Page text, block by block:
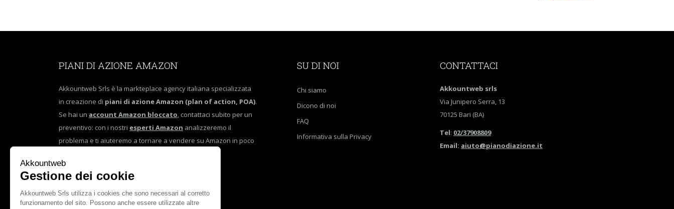
PIANI DI AZIONE AMAZON
Akkountweb Srls è la markteplace agency italiana specializzata
in creazione di piani di azione Amazon (plan of action, POA).
Se hai un account Amazon bloccato, contattaci subito per un
preventivo: con i nostri esperti Amazon analizzeremo il
problema e ti aiuteremo a tornare a vendere su Amazon in poco
SU DI NOI
Chi siamo
Dicono di noi
FAQ
Informativa sulla Privacy
CONTATTACI
Akkountweb srls
Via Junipero Serra, 13
70125 Bari (BA)
Tel: 02/37908809
Email: aiuto@pianodiazione.it